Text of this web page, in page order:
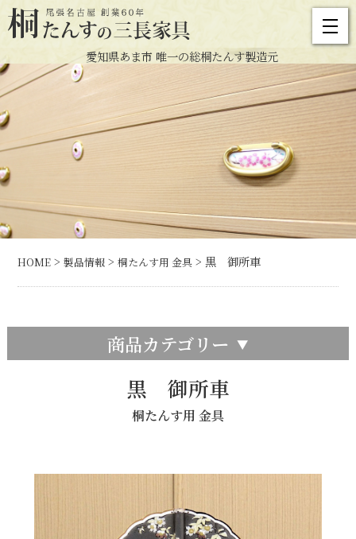
愛知県あま市 唯一の総桐たんす製造元
HOME >製品情報 >桐たんす用 金具 > 黒 御所車
商品カテゴリー
黒 御所車
桐たんす用 金具